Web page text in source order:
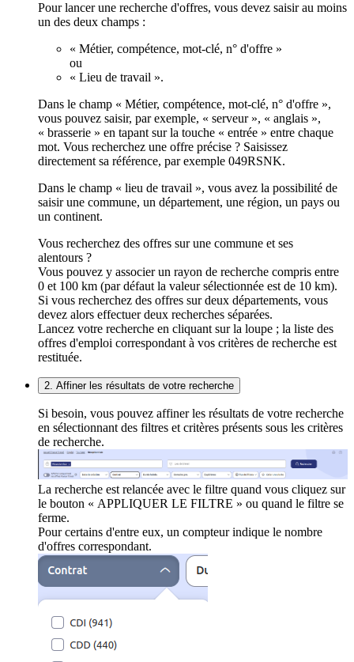
Pour lancer une recherche d'offres, vous devez saisir au moins
un des deux champs :
« Métier, compétence, mot-clé, n° d'offre »
ou
« Lieu de travail ».
Dans le champ « Métier, compétence, mot-clé, n° d'offre »,
vous pouvez saisir, par exemple, « serveur », « anglais »,
« brasserie » en tapant sur la touche « entrée » entre chaque
mot. Vous recherchez une offre précise ? Saisissez
directement sa référence, par exemple 049RSNK.
Dans le champ « lieu de travail », vous avez la possibilité de
saisir une commune, un département, une région, un pays ou
un continent.
Vous recherchez des offres sur une commune et ses
alentours ?
Vous pouvez y associer un rayon de recherche compris entre
0 et 100 km (par défaut la valeur sélectionnée est de 10 km).
Si vous recherchez des offres sur deux départements, vous
devez alors effectuer deux recherches séparées.
Lancez votre recherche en cliquant sur la loupe ; la liste des
offres d'emploi correspondant à vos critères de recherche est
restituée.
2. Affiner les résultats de votre recherche
Si besoin, vous pouvez affiner les résultats de votre recherche
en sélectionnant des filtres et critères présents sous les critères
de recherche.
La recherche est relancée avec le filtre quand vous cliquez sur
le bouton « APPLIQUER LE FILTRE » ou quand le filtre se
ferme.
Pour certains d'entre eux, un compteur indique le nombre
d'offres correspondant.